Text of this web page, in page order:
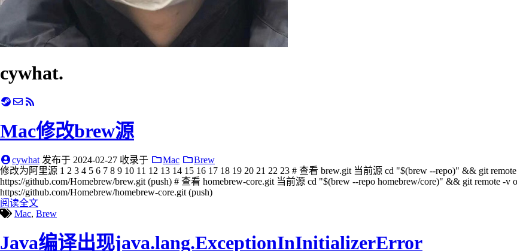
cywhat.
Mac修改brew源
cywhat 发布于 2024-02-27 收录于 Mac
Brew
修改为阿里源 1 2 3 4 5 6 7 8 9 10 11 12 13 14 15 16 17 18 19 20 21 22 23 # 查看 brew.git 当前源 cd "$(brew --repo)" && git
https://github.com/Homebrew/brew.git (push) # 查看 homebrew-core.git 当前源 cd "$(brew --repo homebrew/core)" && git remote -v
https://github.com/Homebrew/homebrew-core.git (push)
阅读全文
Mac, Brew
Java编译出现java.lang.ExceptionInInitializerError